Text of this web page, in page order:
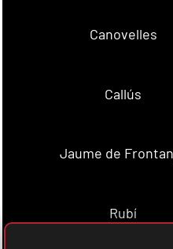
Canovelles
Callús
Jaume de
Rubí